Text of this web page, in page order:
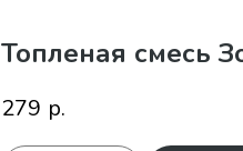
Топленая смесь
279 р.